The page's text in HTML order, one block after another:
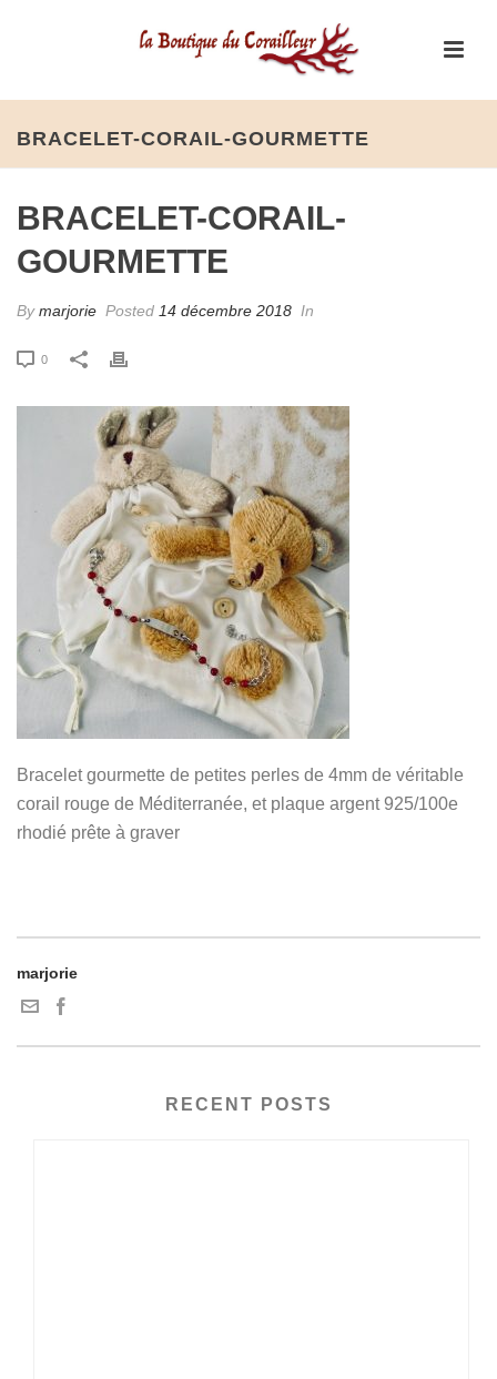
BRACELET-CORAIL-GOURMETTE
BRACELET-CORAIL-
GOURMETTE
Bymarjorie Posted 14 décembre 2018 In
0
Bracelet gourmette de petites perles de 4mm de véritable
corail rouge de Méditerranée, et plaque argent 925/100e
rhodié prête à graver
marjorie
RECENT POSTS